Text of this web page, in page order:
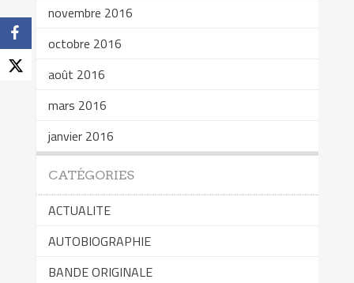
novembre 2016
octobre 2016
août 2016
mars 2016
janvier 2016
CATÉGORIES
ACTUALITE
AUTOBIOGRAPHIE
BANDE ORIGINALE